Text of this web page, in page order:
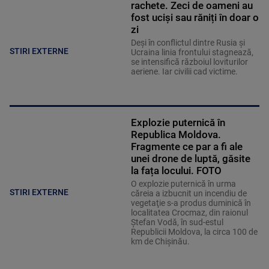
STIRI EXTERNE
rachete. Zeci de oameni au
fost uciși sau răniți în doar o
zi
Deși în conflictul dintre Rusia și
Ucraina linia frontului stagnează,
se intensifică războiul loviturilor
aeriene. Iar civilii cad victime.
STIRI EXTERNE
Explozie puternică în
Republica Moldova.
Fragmente ce par a fi ale
unei drone de luptă, găsite
la fața locului. FOTO
O explozie puternică în urma
căreia a izbucnit un incendiu de
vegetaţie s-a produs duminică în
localitatea Crocmaz, din raionul
Ştefan Vodă, în sud-estul
Republicii Moldova, la circa 100 de
km de Chişinău.